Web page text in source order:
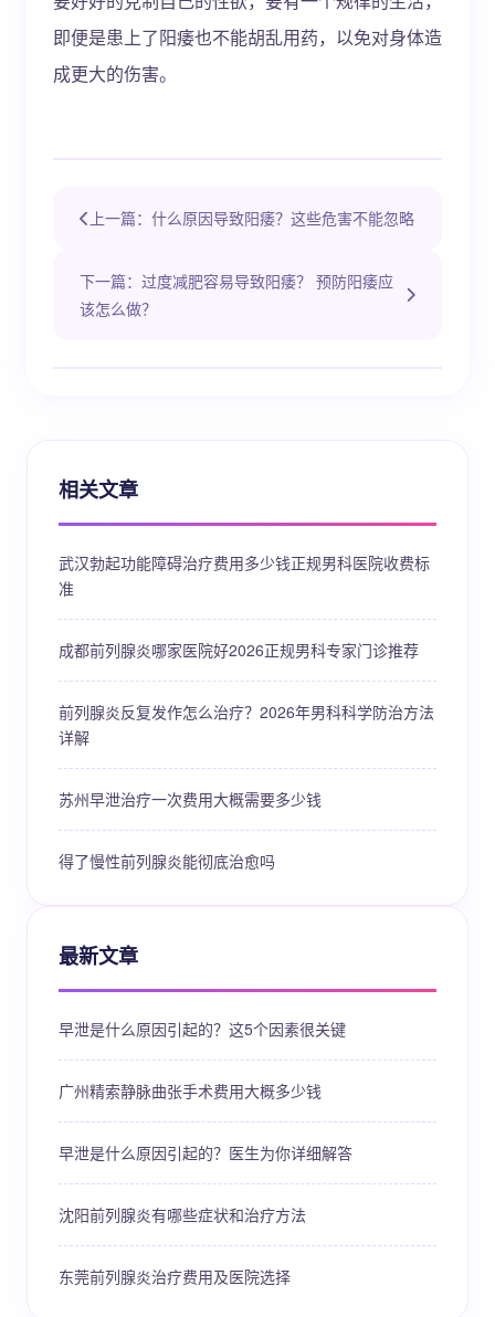
即便是患上了阳痿也不能胡乱用药，以免对身体造
成更大的伤害。
上一篇：什么原因导致阳痿？这些危害不能忽略
下一篇：过度减肥容易导致阳痿？ 预防阳痿应
该怎么做？
相关文章
武汉勃起功能障碍治疗费用多少钱正规男科医院收费标
准
成都前列腺炎哪家医院好2026正规男科专家门诊推荐
前列腺炎反复发作怎么治疗？2026年男科科学防治方法
详解
苏州早泄治疗一次费用大概需要多少钱
得了慢性前列腺炎能彻底治愈吗
最新文章
早泄是什么原因引起的？这5个因素很关键
广州精索静脉曲张手术费用大概多少钱
早泄是什么原因引起的？医生为你详细解答
沈阳前列腺炎有哪些症状和治疗方法
东莞前列腺炎治疗费用及医院选择